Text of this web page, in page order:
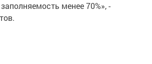
менее 70%», -